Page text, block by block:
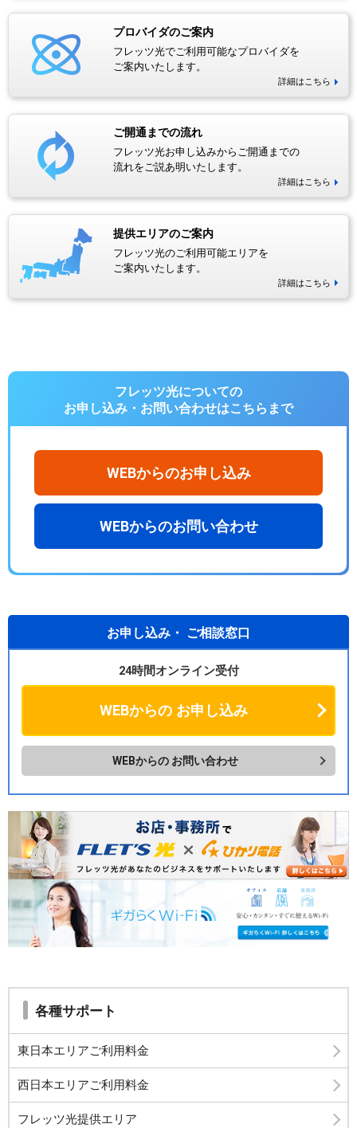
プロバイダのご案内
フレッツ光でご利用可能なプロバイダを
ご案内いたします。
詳細はこちら
ご開通までの流れ
フレッツ光お申し込みからご開通までの
流れをご説あ明いたします。
詳細はこちら
提供エリアのご案内
フレッツ光のご利用可能エリアを
ご案内いたします。
詳細はこちら
フレッツ光についての
お申し込み・お問い合わせはこちらまで
WEBからのお申し込み
WEBからのお問い合わせ
お申し込み・ ご相談窓口
24時間オンライン受付
WEBからのお申し込み
WEBからの お問い合わせ
各種サポート
東日本エリアご利用料金
西日本エリアご利用料金
フレッツ光提供エリア